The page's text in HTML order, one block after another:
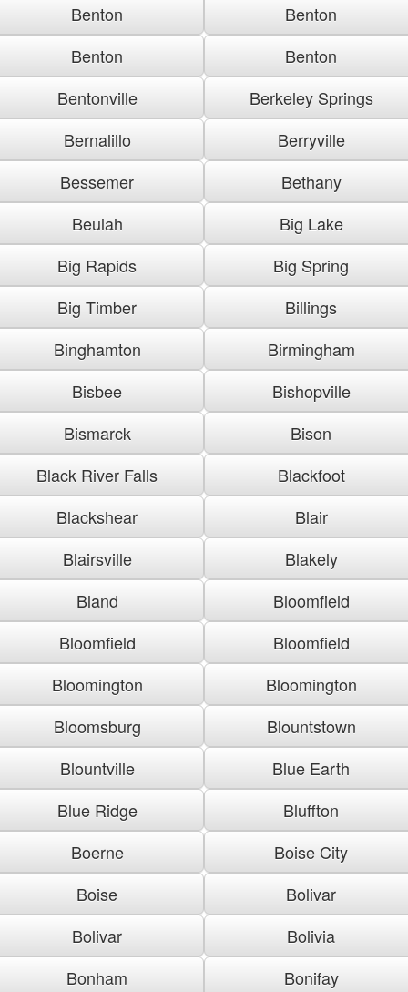
Benton
Benton
Benton
Benton
Bentonville
Berkeley Springs
Bernalillo
Berryville
Bessemer
Bethany
Beulah
Big Lake
Big Rapids
Big Spring
Big Timber
Billings
Binghamton
Birmingham
Bisbee
Bishopville
Bismarck
Bison
Black River Falls
Blackfoot
Blackshear
Blair
Blairsville
Blakely
Bland
Bloomfield
Bloomfield
Bloomfield
Bloomington
Bloomington
Bloomsburg
Blountstown
Blountville
Blue Earth
Blue Ridge
Bluffton
Boerne
Boise City
Boise
Bolivar
Bolivar
Bolivia
Bonham
Bonifay